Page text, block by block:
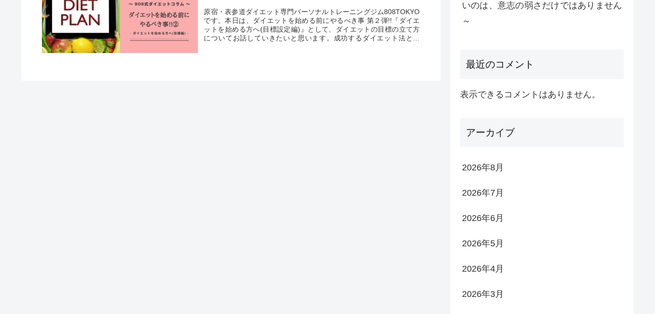
原宿・表参道ダイエット専門パーソナルトレーニングジム808TOKYO
です。本日は、ダイエットを始める前にやるべき事 第２弾!!『ダイエ
ットを始める方へ(目標設定編)』として、ダイエットの目標の立て方
についてお話していきたいと思います。成功するダイエット法とし
いのは、意志の弱さだけではありません
～
最近のコメント
表示できるコメントはありません。
アーカイブ
2026年8月
2026年7月
2026年6月
2026年5月
2026年4月
2026年3月